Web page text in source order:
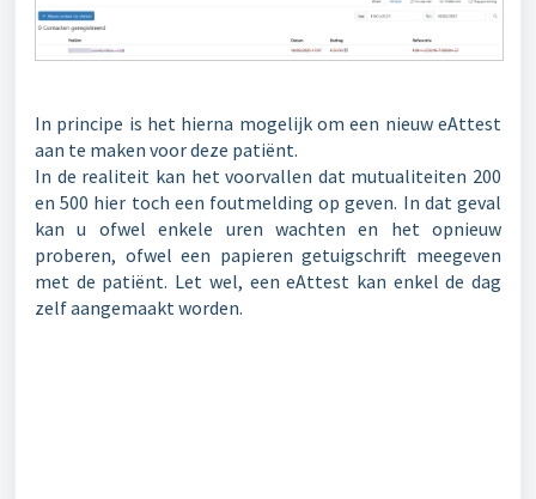
In principe is het hierna mogelijk om een nieuw eAttest
aan te maken voor deze patiënt.
In de realiteit kan het voorvallen dat mutualiteiten 200
en 500 hier toch een foutmelding op geven. In dat geval
kan u ofwel enkele uren wachten en het opnieuw
proberen, ofwel een papieren getuigschrift meegeven
met de patiënt. Let wel, een eAttest kan enkel de dag
zelf aangemaakt worden.